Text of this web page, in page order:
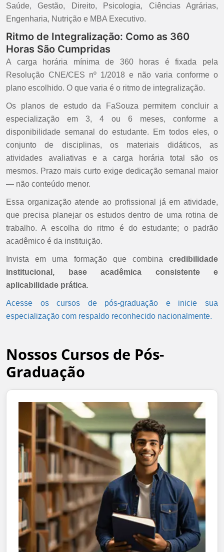
Saúde, Gestão, Direito, Psicologia, Ciências Agrárias,
Engenharia, Nutrição e MBA Executivo.
Ritmo de Integralização: Como as 360
Horas São Cumpridas
A carga horária mínima de 360 horas é fixada pela
Resolução CNE/CES nº 1/2018 e não varia conforme o
plano escolhido. O que varia é o ritmo de integralização.
Os planos de estudo da FaSouza permitem concluir a
especialização em 3, 4 ou 6 meses, conforme a
disponibilidade semanal do estudante. Em todos eles, o
conjunto de disciplinas, os materiais didáticos, as
atividades avaliativas e a carga horária total são os
mesmos. Prazo mais curto exige dedicação semanal maior
— não conteúdo menor.
Essa organização atende ao profissional já em atividade,
que precisa planejar os estudos dentro de uma rotina de
trabalho. A escolha do ritmo é do estudante; o padrão
acadêmico é da instituição.
Invista em uma formação que combina credibilidade
institucional, base acadêmica consistente e
aplicabilidade prática.
Acesse os cursos de pós-graduação e inicie sua
especialização com respaldo reconhecido nacionalmente.
Nossos Cursos de Pós-
Graduação